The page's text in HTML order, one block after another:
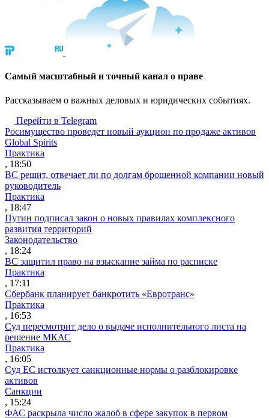
Cамый масштабный и точный канал о праве
Рассказываем о важных деловых и юридических событиях.
Перейти в Telegram
Росимущество проведет новый аукцион по продаже активов
Global Spirits
Практика
, 18:50
ВС решит, отвечает ли по долгам брошенной компании новый
руководитель
Практика
, 18:47
Путин подписал закон о новых правилах комплексного
развития территорий
Законодательство
, 18:24
ВС защитил право на взыскание займа по расписке
Практика
, 17:11
Сбербанк планирует банкротить «Евротранс»
Практика
, 16:53
Суд пересмотрит дело о выдаче исполнительного листа на
решение МКАС
Практика
, 16:05
Суд ЕС истолкует санкционные нормы о разблокировке
активов
Санкции
, 15:24
ФАС раскрыла число жалоб в сфере закупок в первом